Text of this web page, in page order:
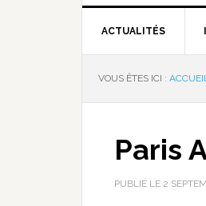
ACTUALITÉS
VOUS ÊTES ICI :
Paris
PUBLIÉ LE 2